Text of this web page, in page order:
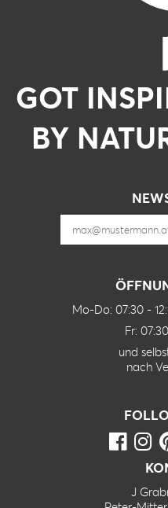
GOT
BY
Mo-Do: 07:30 -
Fr:
und
nach
J